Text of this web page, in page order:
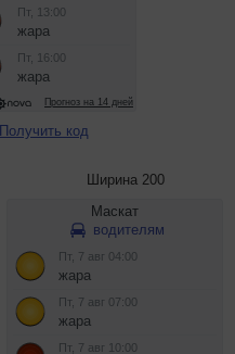
Получить код
Ширина 200